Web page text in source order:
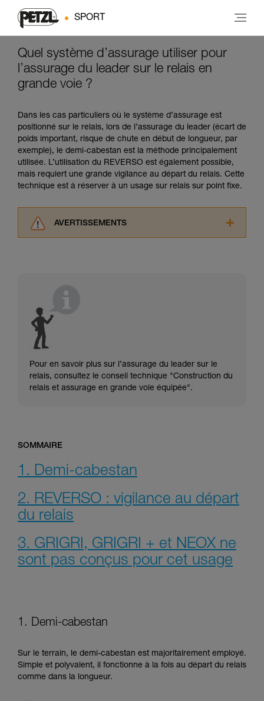
SPORT
Quel système d’assurage utiliser pour
l’assurage du leader sur le relais en
grande voie ?
Dans les cas particuliers où le système d’assurage est
positionné sur le relais, lors de l’assurage du leader (écart de
poids important, risque de chute en début de longueur, par
exemple), le demi-cabestan est la méthode principalement
utilisée. L’utilisation du REVERSO est également possible,
mais requiert une grande vigilance au départ du relais. Cette
technique est à réserver à un usage sur relais sur point fixe.
AVERTISSEMENTS
pouvoir comprendre ce complément
de la reproduire en autonomie.
Nous donnons des exemples de techniques
liées à votre activité. Il peut en exister d’autres
Pour en savoir plus sur l’assurage du leader sur le
relais, consultez le conseil technique "Construction du
relais et assurage en grande voie équipée".
SOMMAIRE
1. Demi-cabestan
2. REVERSO : vigilance au départ
du relais
3. GRIGRI, GRIGRI + et NEOX ne
sont pas conçus pour cet usage
1. Demi-cabestan
Sur le terrain, le demi-cabestan est majoritairement employé.
Simple et polyvalent, il fonctionne à la fois au départ du relais
comme dans la longueur.